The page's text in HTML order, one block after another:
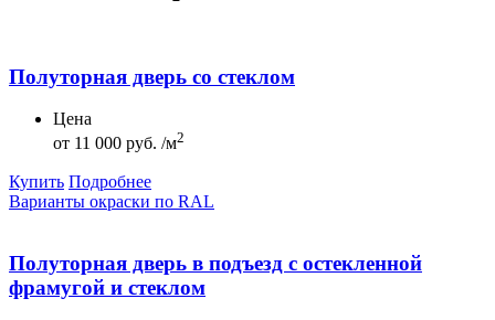
Полуторная дверь со стеклом
Цена
от 11 000 руб. /м2
Купить Подробнее
Варианты окраски по RAL
Полуторная дверь в подъезд с остекленной
фрамугой и стеклом